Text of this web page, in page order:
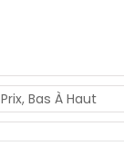
Prix, Bas À Haut